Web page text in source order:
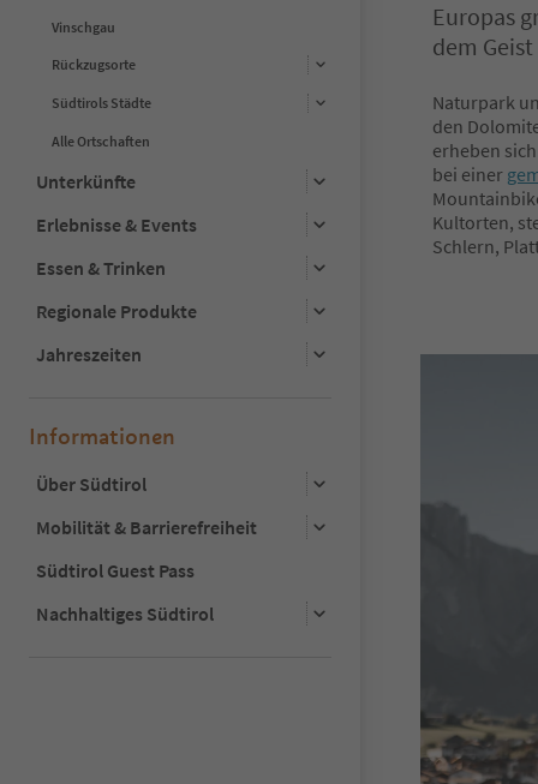
Vinschgau
Rückzugsorte
Südtirols Städte
Alle Ortschaften
Unterkünfte
Erlebnisse & Events
Essen & Trinken
Regionale Produkte
Jahreszeiten
Informationen
Über Südtirol
Mobilität & Barrierefreiheit
Südtirol Guest Pass
Nachhaltiges Südtirol
Europas
dem
Naturpark
den
erheben
bei einer
Kultorten,
Schlern,